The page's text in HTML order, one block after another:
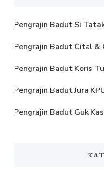
Pengrajin Badut Si
Pengrajin Badut Cital &
Pengrajin Badut Keris
Pengrajin Badut Jura
Pengrajin Badut Guk